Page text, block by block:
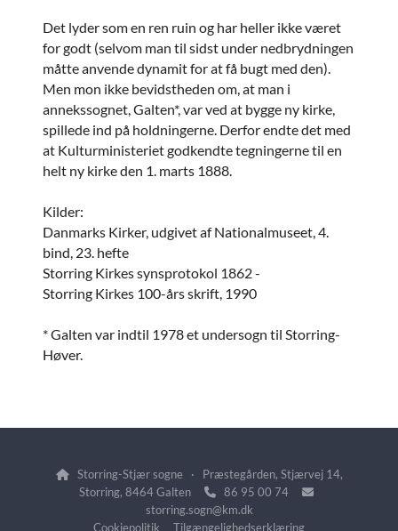
Det lyder som en ren ruin og har heller ikke været
for godt (selvom man til sidst under nedbrydningen
måtte anvende dynamit for at få bugt med den).
Men mon ikke bevidstheden om, at man i
annekssognet, Galten*, var ved at bygge ny kirke,
spillede ind på holdningerne. Derfor endte det med
at Kulturministeriet godkendte tegningerne til en
helt ny kirke den 1. marts 1888.
Kilder:
Danmarks Kirker, udgivet af Nationalmuseet, 4.
bind, 23. hefte
Storring Kirkes synsprotokol 1862 -
Storring Kirkes 100-års skrift, 1990
* Galten var indtil 1978 et undersogn til Storring-
Høver.
Storring-Stjær sogne · Præstegården, Stjærvej 14,
Storring, 8464 Galten
 86 95 00 74 
storring.sogn@km.dk
Cookiepolitik
Tilgængelighedserklæring